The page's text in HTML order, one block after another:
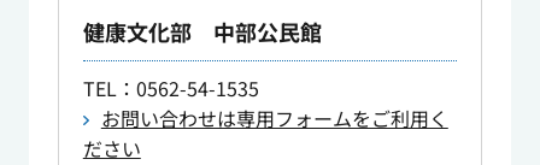
健康文化部 中部公民館
TEL：0562-54-1535
お問い合わせは専用フォームをご利用く
ださい